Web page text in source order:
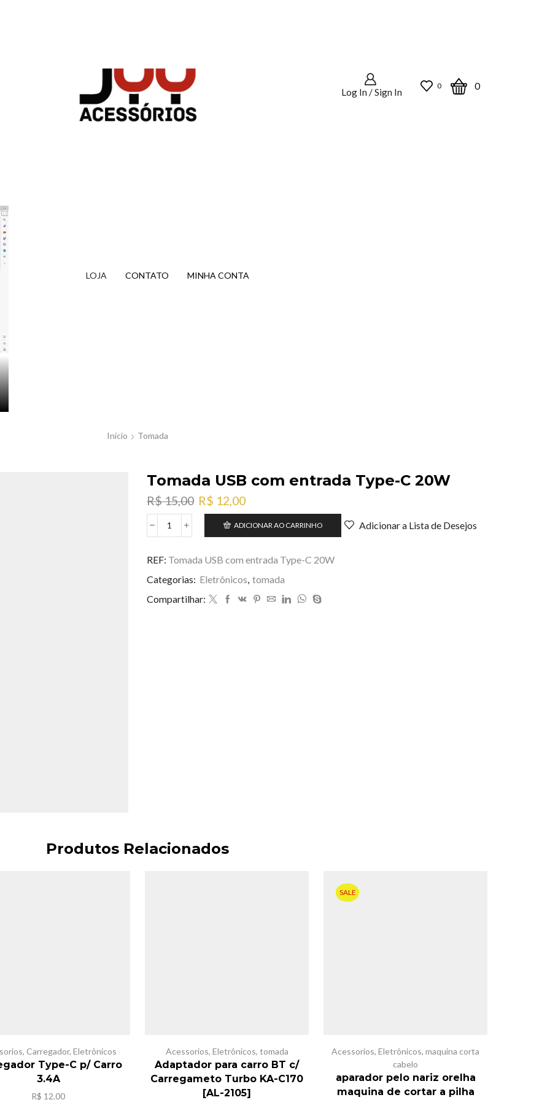
Log In / Sign In
0 0
LOJA CONTATO MINHA CONTA
Início Tomada
Tomada USB com entrada Type-C 20W
R$15,00 O
preço
original
R$ 15,00.
R$ 12,00O
preço
atual
R$ 12,00.
Tomada
com
Type-
20W
ADICIONAR AO CARRINHO Adicionar a Lista de Desejos
REF: Tomada USB com entrada Type-C 20W
Categorias: Eletrônicos, tomada
Compartilhar:
Produtos Relacionados
, Carregador, Eletrônicos
Type-C p/ Carro
3.4A
R$ 12,00
Acessorios, Eletrônicos, tomada
Adaptador para carro BT c/
Carregameto Turbo KA-C170
[AL-2105]
SALE
Acessorios, Eletrônicos, maquina corta
cabelo
aparador pelo nariz orelha
maquina de cortar a pilha